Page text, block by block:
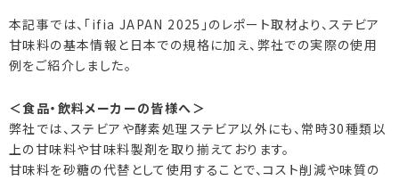
本記事では、「ifia JAPAN 2025」のレポート取材より、ステビア
甘味料の基本情報と日本での規格に加え、弊社での実際の使用
例をご紹介しました。
＜食品・飲料メーカーの皆様へ＞
弊社では、ステビアや酵素処理ステビア以外にも、常時30種類以
上の甘味料や甘味料製剤を取り揃えております。
甘味料を砂糖の代替として使用することで、コスト削減や味質の